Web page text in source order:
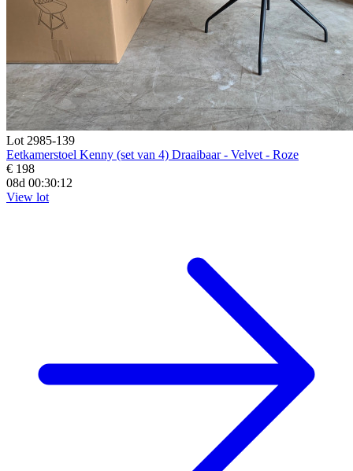
Lot 2985-139
Eetkamerstoel Kenny (set van 4) Draaibaar - Velvet - Roze
€ 198
08d 00:30:11
View lot